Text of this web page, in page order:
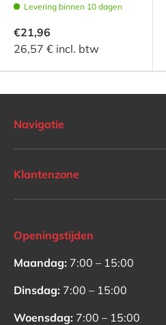
Levering binnen 10 dagen
€21,96
26,57 € incl. btw
Navigatie
Klantenzone
Openingstijden
Maandag: 7:00 – 15:00
Dinsdag: 7:00 – 15:00
Woensdag: 7:00 – 15:00